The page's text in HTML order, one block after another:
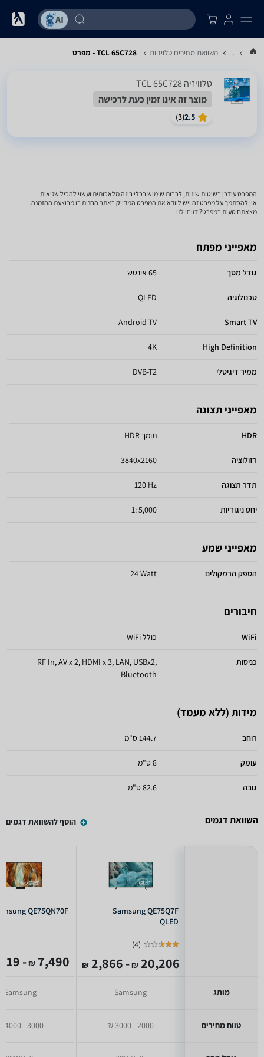
... השוואת מחירים טלויזיות TCL 65C728 - מפרט
טלוויזיה TCL 65C728
מוצר זה אינו זמין כעת לרכישה
2.5
(
3
)
המפרט עודכן בשיטות שונות, לרבות שימוש בכלי בינה מלאכותית ועשוי להכיל שגיאות.
אין להסתמך על מפרט זה ויש לוודא את המפרט המדויק באתר החנות בו מבוצעת ההזמנה.
מצאתם טעות במפרט?דווחו לנו
מאפייני מפתח
גודל מסך 65 אינטש
טכנולוגיה QLED
Smart TV
Android TV
High Definition
4K
ממיר דיגיטלי DVB-T2
מאפייני תצוגה
HDR תומך HDR
רזולוציה 3840x2160
תדר תצוגה 120 Hz
יחס ניגודיות 5,000 :1
מאפייני שמע
הספק הרמקולים 24 Watt
חיבורים
WiFi כולל WiFi
כניסות
RF In, AV x 2, HDMI x 3, LAN, USBx2,
Bluetooth
מידות (ללא מעמד)
רוחב 144.7 ס"מ
עומק 8 ס"מ
גובה 82.6 ס"מ
השוואת דגמים הוסף להשוואת דגמים
מותג
טווח מחירים
Samsung QE75Q7F
QLED
(
4
)
20,206
₪
- 2,866
₪
Samsung
2000 - 3000 ₪
QE75QN70F
7,490
₪
- 3,619
Samsung
3000 - 4000 ₪